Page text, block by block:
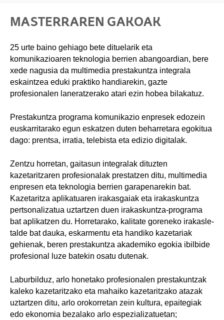
MASTERRAREN GAKOAK
25 urte baino gehiago bete dituelarik eta
komunikazioaren teknologia berrien abangoardian, bere
xede nagusia da multimedia prestakuntza integrala
eskaintzea eduki praktiko handiarekin, gazte
profesionalen laneratzerako atari ezin hobea bilakatuz.
Prestakuntza programa komunikazio enpresek edozein
euskarritarako egun eskatzen duten beharretara egokitua
dago: prentsa, irratia, telebista eta edizio digitalak.
Zentzu horretan, gaitasun integralak dituzten
kazetaritzaren profesionalak prestatzen ditu, multimedia
enpresen eta teknologia berrien garapenarekin bat.
Kazetaritza aplikatuaren irakasgaiak eta irakaskuntza
pertsonalizatua uztartzen duen irakaskuntza-programa
bat aplikatzen du. Horretarako, kalitate goreneko irakasle-
talde bat dauka, eskarmentu eta handiko kazetariak
gehienak, beren prestakuntza akademiko egokia ibilbide
profesional luze batekin osatu dutenak.
Laburbilduz, arlo honetako profesionalen prestakuntzak
kaleko kazetaritzako eta mahaiko kazetaritzako atazak
uztartzen ditu, arlo orokorretan zein kultura, epaitegiak
edo ekonomia bezalako arlo espezializatuetan;